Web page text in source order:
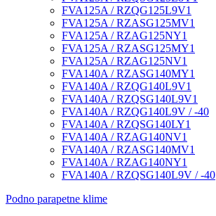
FVA125A / RZQG125L9V1
FVA125A / RZASG125MV1
FVA125A / RZAG125NY1
FVA125A / RZASG125MY1
FVA125A / RZAG125NV1
FVA140A / RZASG140MY1
FVA140A / RZQG140L9V1
FVA140A / RZQSG140L9V1
FVA140A / RZQG140L9V / -40
FVA140A / RZQSG140LY1
FVA140A / RZAG140NV1
FVA140A / RZASG140MV1
FVA140A / RZAG140NY1
FVA140A / RZQSG140L9V / -40
Podno parapetne klime